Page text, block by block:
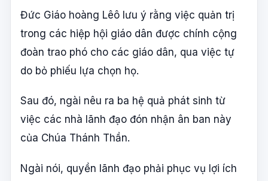
Đức Giáo hoàng Lêô lưu ý rằng việc quản trị
trong các hiệp hội giáo dân được chính cộng
đoàn trao phó cho các giáo dân, qua việc tự
do bỏ phiếu lựa chọn họ.
Sau đó, ngài nêu ra ba hệ quả phát sinh từ
việc các nhà lãnh đạo đón nhận ân ban này
của Chúa Thánh Thần.
Ngài nói, quyền lãnh đạo phải phục vụ lợi ích